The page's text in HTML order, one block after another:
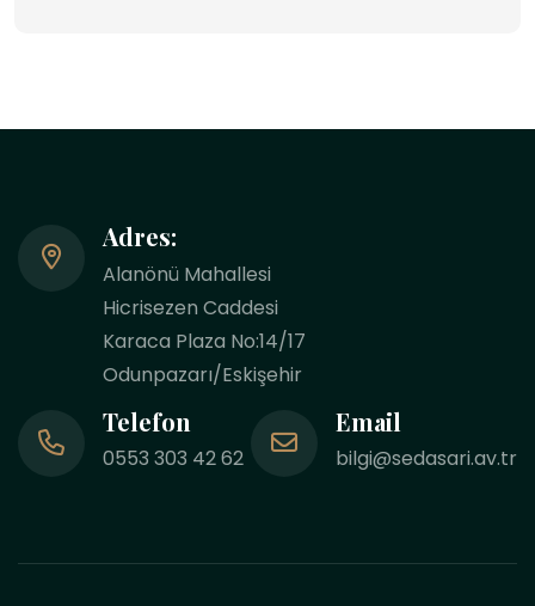
Adres:
Alanönü Mahallesi
Hicrisezen Caddesi
Karaca Plaza No:14/17
Odunpazarı/Eskişehir
Telefon
0553 303 42 62
Email
bilgi@sedasari.av.tr